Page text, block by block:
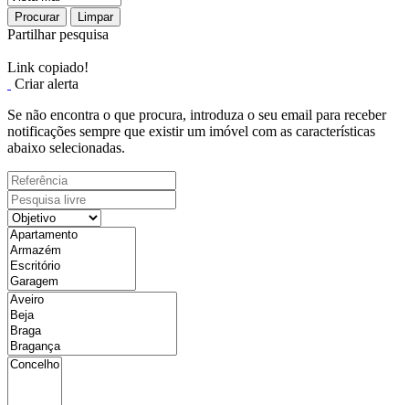
Procurar Limpar
Partilhar pesquisa
Link copiado!
Criar alerta
Se não encontra o que procura, introduza o seu email para receber
notificações sempre que existir um imóvel com as características
abaixo selecionadas.